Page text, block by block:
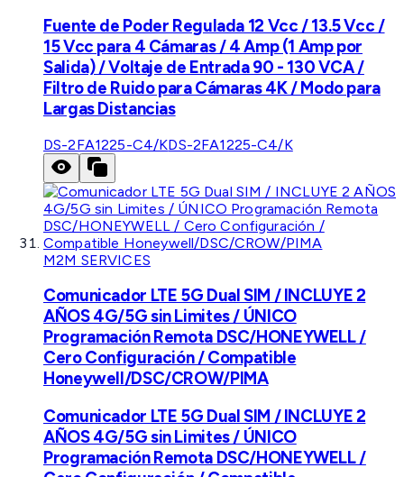
Fuente de Poder Regulada 12 Vcc / 13.5 Vcc /
15 Vcc para 4 Cámaras / 4 Amp (1 Amp por
Salida) / Voltaje de Entrada 90 - 130 VCA /
Filtro de Ruido para Cámaras 4K / Modo para
Largas Distancias
DS-2FA1225-C4/KDS-2FA1225-C4/K
M2M SERVICES
Comunicador LTE 5G Dual SIM / INCLUYE 2
AÑOS 4G/5G sin Limites / ÚNICO
Programación Remota DSC/HONEYWELL /
Cero Configuración / Compatible
Honeywell/DSC/CROW/PIMA
Comunicador LTE 5G Dual SIM / INCLUYE 2
AÑOS 4G/5G sin Limites / ÚNICO
Programación Remota DSC/HONEYWELL /